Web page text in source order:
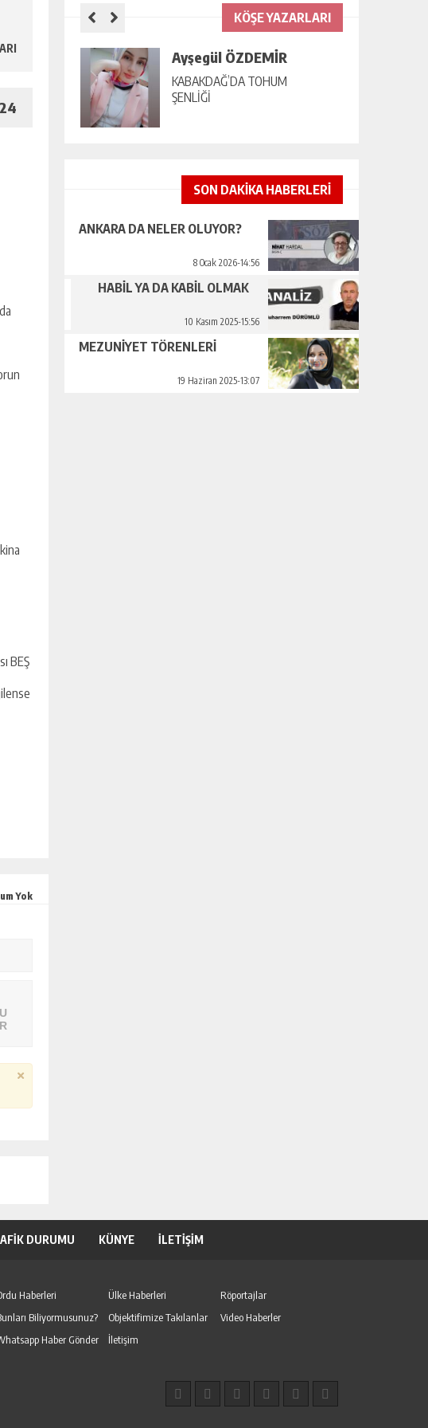
BEŞ
Yok
KÖŞE YAZARLARI
Ayşegül ÖZDEMİR
KABAKDAĞ’DA TOHUM
ŞENLİĞİ
SON DAKİKA HABERLERİ
ANKARA DA NELER OLUYOR?
8 Ocak 2026-14:56
HABİL YA DA KABİL OLMAK
10 Kasım 2025-15:56
MEZUNİYET TÖRENLERİ
19 Haziran 2025-13:07
DURUMU KÜNYE İLETİŞİM
Haberleri Ülke Haberleri
Röportajlar
Biliyormusunuz? Objektifimize Takılanlar
Video Haberler
Haber Gönder İletişim